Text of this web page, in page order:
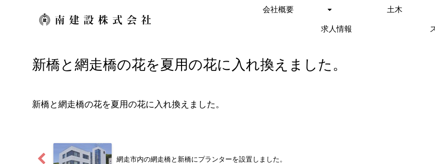
会社概要 土木
求人情報
新橋と網走橋の花を夏用の花に入れ換えました。
新橋と網走橋の花を夏用の花に入れ換えました。
網走市内の網走橋と新橋にプランターを設置しました。